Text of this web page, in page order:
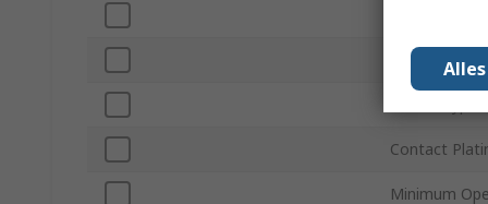
Connector
Contact
Minimum